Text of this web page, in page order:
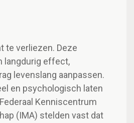
te verliezen. Deze
langdurig effect,
levenslang aanpassen.
en psychologisch laten
Kenniscentrum
(IMA) stelden vast dat